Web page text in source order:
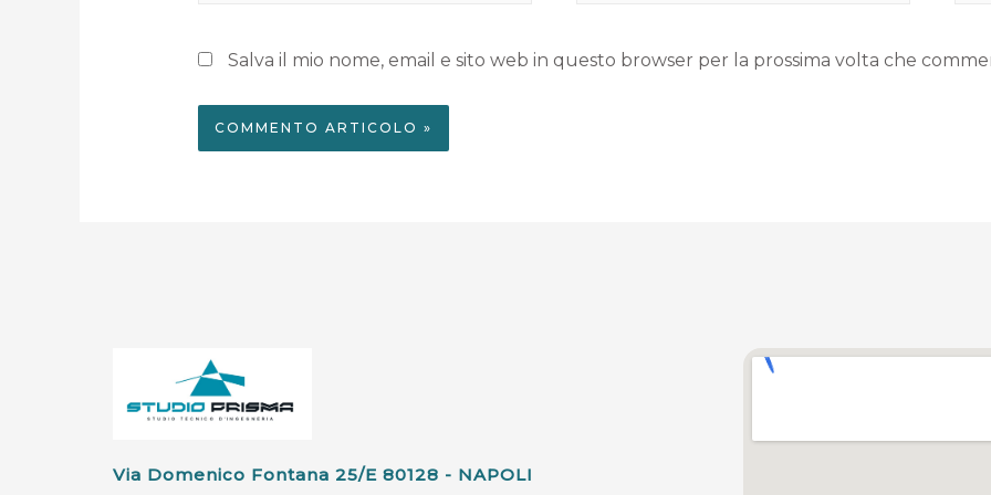
Salva il mio nome, email e sito web in questo browser per la prossima volta che
Via Domenico Fontana 25/e 80128 - NAPOLI